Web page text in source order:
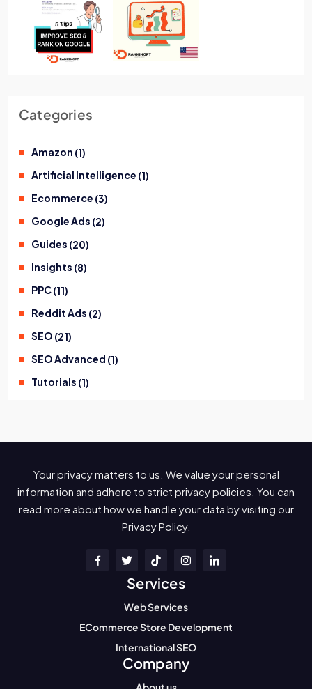
Categories
Amazon (1)
Artificial Intelligence (1)
Ecommerce (3)
Google Ads (2)
Guides (20)
Insights (8)
PPC(11)
Reddit Ads (2)
SEO (21)
SEO Advanced (1)
Tutorials (1)
Your privacy matters to us. We value your personal
information and adhere to strict privacy policies. You can
read more about how we handle your data by visiting our
Privacy Policy.
Services
Web Services
ECommerce Store Development
International SEO
Company